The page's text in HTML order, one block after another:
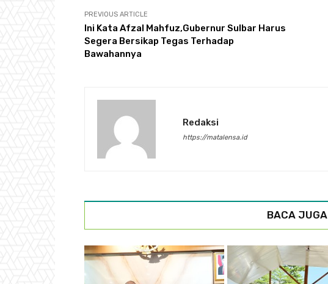
PREVIOUS ARTICLE
Ini Kata Afzal Mahfuz,Gubernur Sulbar Harus
Segera Bersikap Tegas Terhadap
Bawahannya
Redaksi
https://matalensa.id
BACA JUGA